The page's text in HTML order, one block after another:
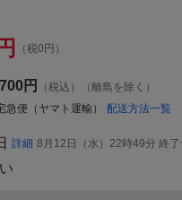
円 （税0円）
700円
（税込）（離島を除く）
急便（ヤマト運輸） 配送方法一覧
詳細 8月12日（水）22時49分 終了